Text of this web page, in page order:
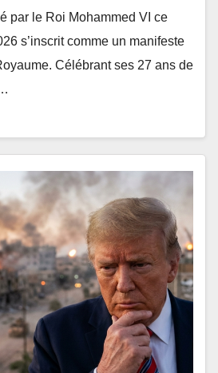
par le Roi Mohammed VI ce
s’inscrit comme un manifeste
Célébrant ses 27 ans de